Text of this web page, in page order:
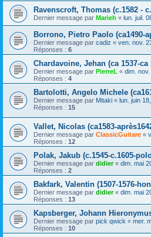
Ravenscroft, Thomas (c.1582 -
Dernier message par Marieh « lun. juil.
Borrono, Pietro Paolo (ca1490-
Dernier message par cadiz « ven. nov.
Réponses : 6
Chardavoine, Jehan (ca 1537-ca
Dernier message par PierreL « dim.
Réponses : 4
Bartolotti, Angelo Michele
Dernier message par Mitaki « lun. juin
Réponses : 15
Vallet, Nicolas (ca1583-
Dernier message par ClassicGuitare «
Réponses : 12
Polak, Jakub (c.1545-c.1605-
Dernier message par didier« dim. mai
Réponses : 2
Bakfark, Valentin (1507-1576-
Dernier message par didier« dim. mai
Réponses : 13
Kapsberger, Johann
Dernier message par pick qwick « mer.
Réponses : 10